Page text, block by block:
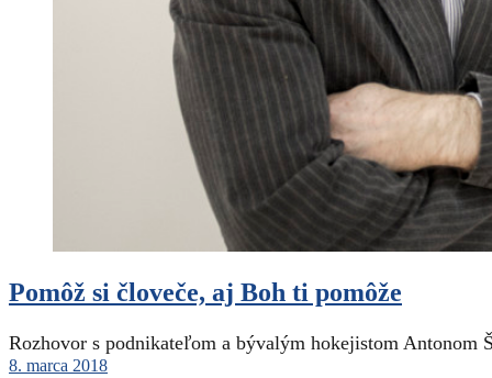
Pomôž si človeče, aj Boh ti pomôže
Rozhovor s podnikateľom a bývalým hokejistom
8. marca 2018